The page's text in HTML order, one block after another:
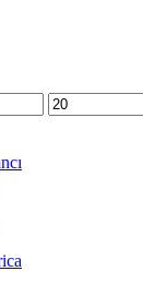
En
yüksek